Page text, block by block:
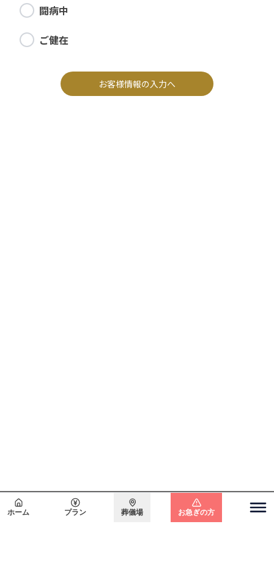
会員登録で
最大15万円割引
ホーム プラン 葬儀場
関東エリア お急ぎの方
闘病中
ご健在
お客様情報の入力へ